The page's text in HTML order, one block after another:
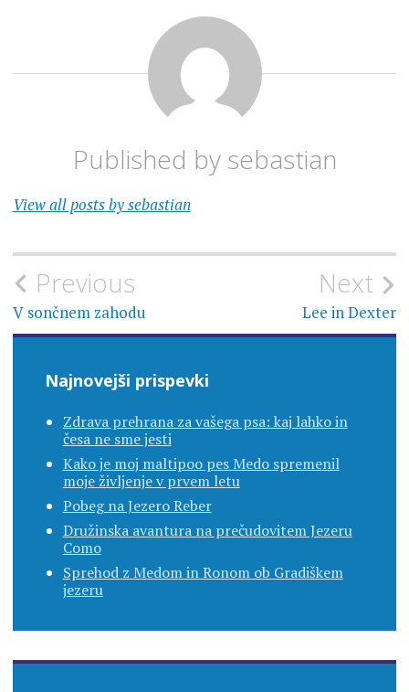
Published by sebastian
View all posts by sebastian
Navigacija
prispevka
Previous
V sončnem zahodu
Next
Lee in Dexter
Najnovejši prispevki
Zdrava prehrana za vašega psa: kaj lahko in
česa ne sme jesti
Kako je moj maltipoo pes Medo spremenil
moje življenje v prvem letu
Pobeg na Jezero Reber
Družinska avantura na prečudovitem Jezeru
Como
Sprehod z Medom in Ronom ob Gradiškem
jezeru